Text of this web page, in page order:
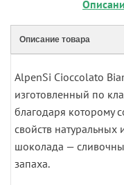
Описание товара
AlpenSi Cioccolato
изготовленный по
благодаря которому
свойств натуральных
шоколада —
запаха.